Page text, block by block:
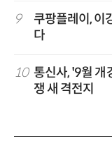
9
쿠팡플레이, 이
다
10 통신사, '9월 개
쟁 새 격전지